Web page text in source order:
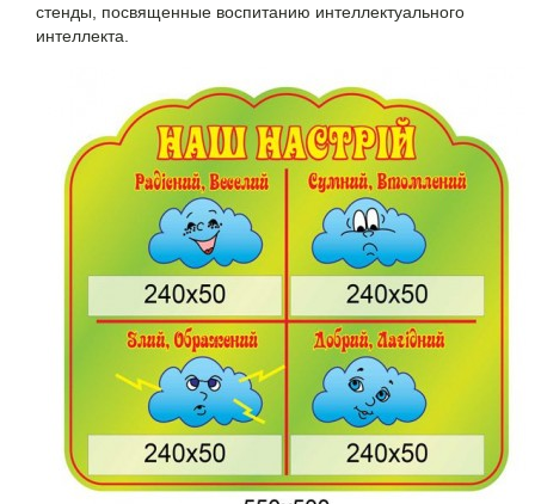
стенды, посвященные воспитанию интеллектуального
интеллекта.